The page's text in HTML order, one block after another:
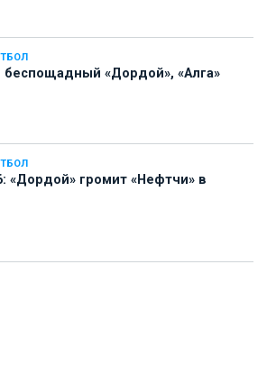
беспощадный «Дордой», «Алга»
«Дордой» громит «Нефтчи» в